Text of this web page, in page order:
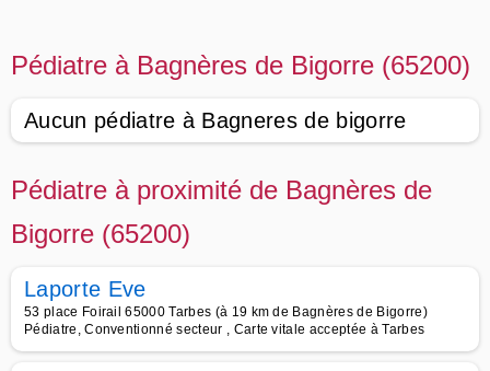
Pédiatre à Bagnères de Bigorre (65200)
Aucun pédiatre à Bagneres de bigorre
Pédiatre à proximité de Bagnères de
Bigorre (65200)
Laporte Eve
53 place Foirail 65000 Tarbes (à 19 km de Bagnères de Bigorre)
Pédiatre, Conventionné secteur , Carte vitale acceptée à Tarbes